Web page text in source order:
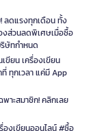
ลดแรงทุกเดือน ทั้ง
งส่วนลดพิเศษเมื่อซื้อ
ษัทกำหนด
ขียน เครื่องเขียน
ทุกเวลา แค่มี App
พาะสมาชิก! คลิกเลย
องเขียนออนไลน์ #ซื้อ